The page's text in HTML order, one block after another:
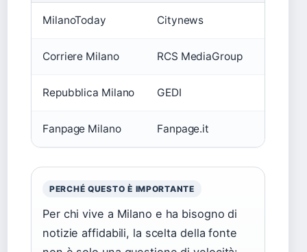
MilanoToday Citynews
Corriere Milano RCS MediaGroup
Repubblica Milano GEDI
Fanpage Milano Fanpage.it
PERCHÉ QUESTO È IMPORTANTE
Per chi vive a Milano e ha bisogno di
notizie affidabili, la scelta della fonte